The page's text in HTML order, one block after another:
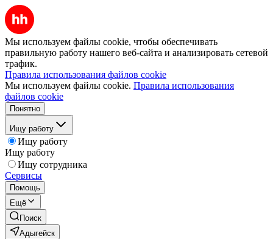
Мы используем файлы cookie, чтобы обеспечивать
правильную работу нашего веб-сайта и анализировать сетевой
трафик.
Правила использования файлов cookie
Мы используем файлы cookie. Правила использования
файлов cookie
Понятно
Ищу работу
Ищу работу
Ищу работу
Ищу сотрудника
Сервисы
Помощь
Ещё
Поиск
Адыгейск